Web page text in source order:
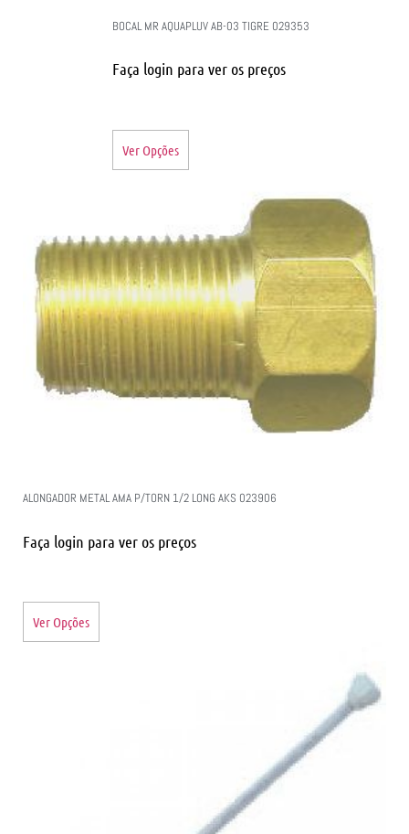
BOCAL MR AQUAPLUV AB-03 TIGRE 029353
Faça login para ver os preços
Ver Opções
ALONGADOR METAL AMA P/TORN 1/2 LONG AKS 023906
Faça login para ver os preços
Ver Opções